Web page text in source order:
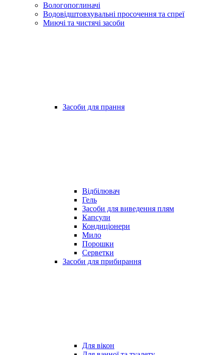
Вологопоглиначі
Водовідштовхувальні просочення та спреї
Миючі та чистячі засоби
Засоби для прання
Відбілювач
Гель
Засоби для виведення плям
Капсули
Кондиціонери
Мило
Порошки
Серветки
Засоби для прибирання
Для вікон